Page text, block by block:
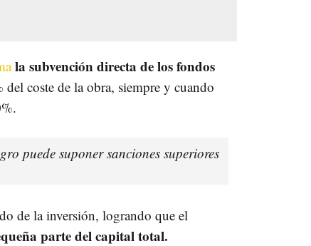
la subvención directa de los fondos
del coste de la obra, siempre y cuando
puede suponer sanciones superiores
de la inversión, logrando que el
parte del capital total.